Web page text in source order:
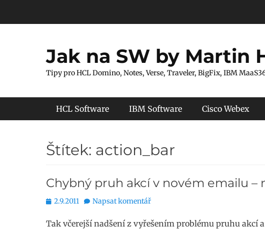
Jak na SW by Martin
Tipy pro HCL Domino, Notes, Verse, Traveler, BigFix, IBM
Hlavní menu
HCL Software IBM Software Cisco Webex
Štítek: action_bar
Chybný pruh akcí v novém emailu –
Publikováno
2.9.2011 Napsat komentář
Tak včerejší nadšení z vyřešením problému pruhu akcí